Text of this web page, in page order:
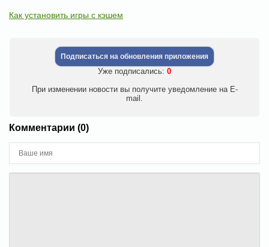
Как установить игры с кэшем
Подписаться на обновления приложения
Уже подписались: 0
При изменении новости вы получите уведомление на E-
mail.
Комментарии (0)